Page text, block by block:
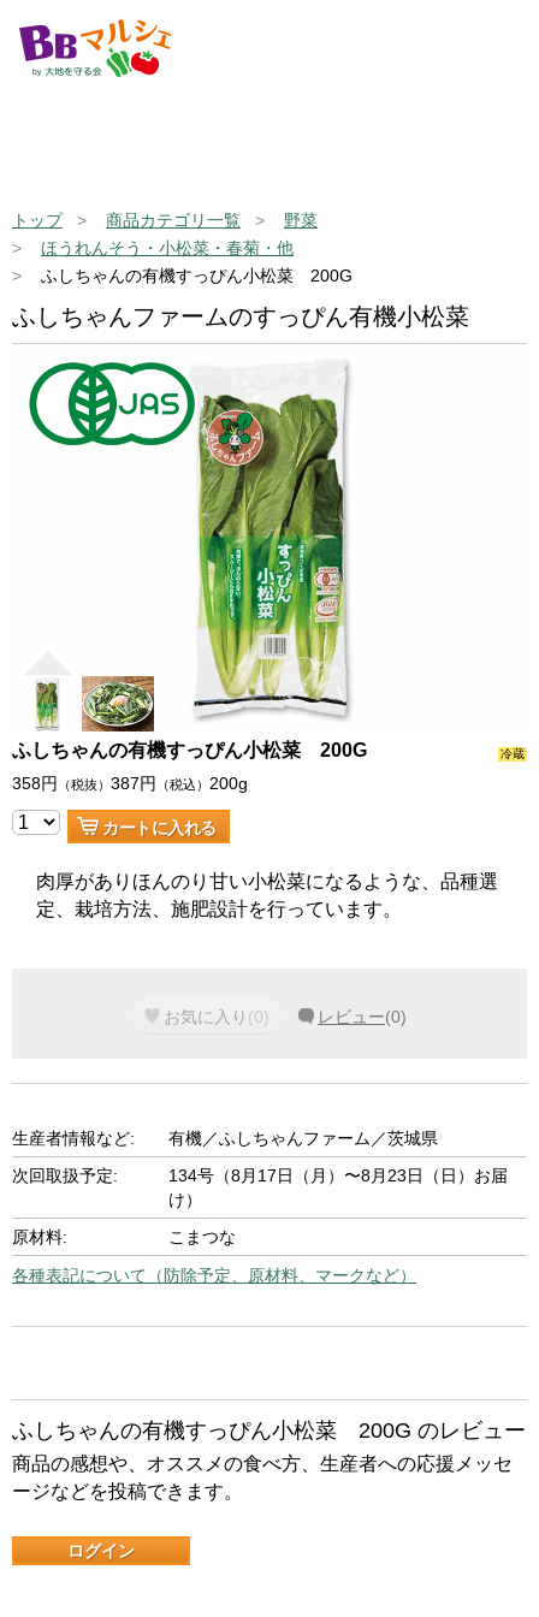
トップ 商品カテゴリ一覧
野菜
ほうれんそう・小松菜・春菊・他
ふしちゃんの有機すっぴん小松菜 200G
ふしちゃんファームのすっぴん有機小松菜
ふしちゃんの有機すっぴん小松菜 200G 冷蔵
358円 （税抜） 387円 （税込） 200g
カートに入れる
肉厚がありほんのり甘い小松菜になるような、品種選
定、栽培方法、施肥設計を行っています。
お気に入り (0) レビュー(0)
生産者情報など:
有機／ふしちゃんファーム／茨城県
次回取扱予定:
134号（8月17日（月）〜8月23日（日）お届
け）
原材料:
こまつな
各種表記について（防除予定、原材料、マークなど）
ふしちゃんの有機すっぴん小松菜 200G のレビュー
商品の感想や、オススメの食べ方、生産者への応援メッセ
ージなどを投稿できます。
ログイン